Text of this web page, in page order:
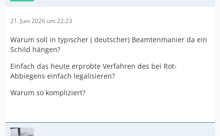
21. Juni 2026 um 22:23
Warum soll in typischer ( deutscher) Beamtenmanier da ein
Schild hängen?
Einfach das heute erprobte Verfahren des bei Rot-
Abbiegens einfach legalisieren?
Warum so kompliziert?